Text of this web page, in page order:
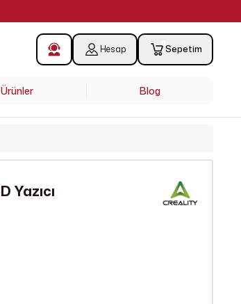
Hesap 0 Sepetim
Blog
Yazıcı